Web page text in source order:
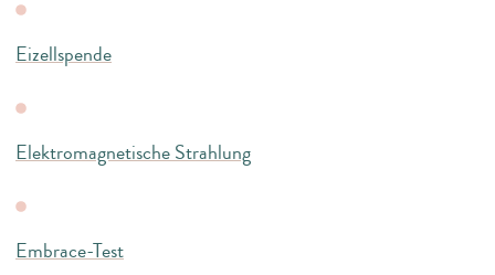
Eizellspende
Elektromagnetische Strahlung
Embrace-Test